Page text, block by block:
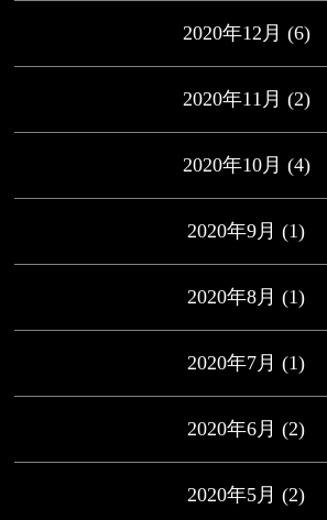
2020年12月 (6)
2020年11月 (2)
2020年10月 (4)
2020年9月 (1)
2020年8月 (1)
2020年7月 (1)
2020年6月 (2)
2020年5月 (2)